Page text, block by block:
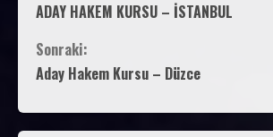
ADAY HAKEM KURSU – İSTANBUL
Sonraki:
Aday Hakem Kursu – Düzce